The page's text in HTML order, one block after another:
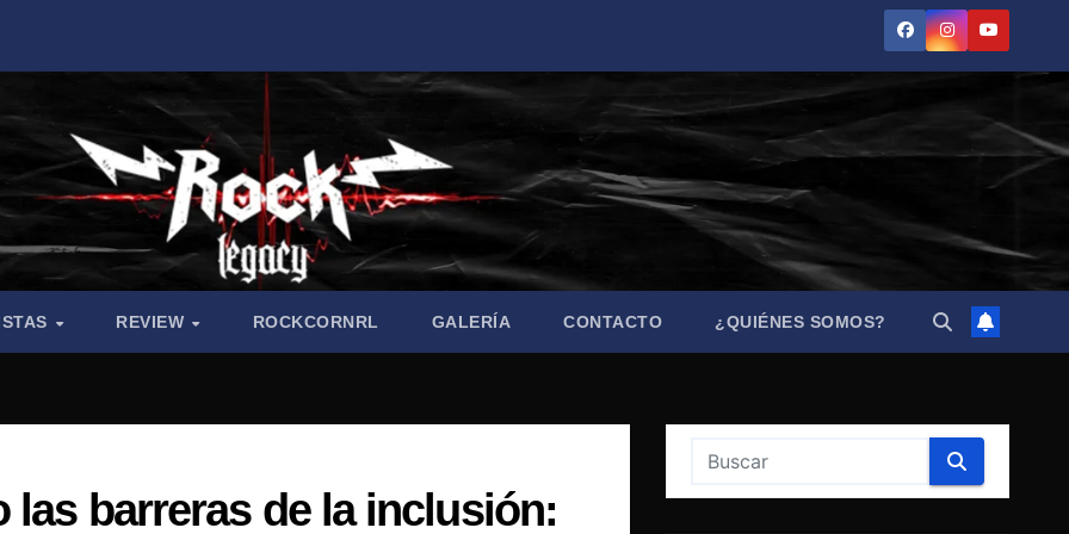
REVIEW ROCKCORNRL GALERÍA CONTACTO ¿QUIÉNES SOMOS?
las barreras de la inclusión: